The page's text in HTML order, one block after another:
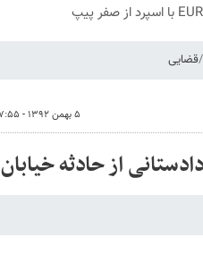
قضایی
۵ بهمن ۱۳۹۲ - ۰۷:۵۵
از حادثه